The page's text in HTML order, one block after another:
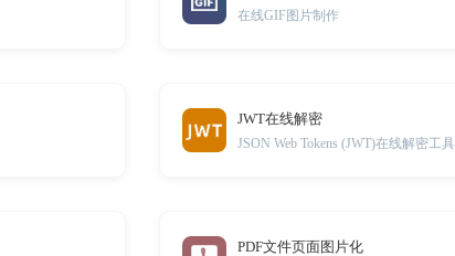
在线GIF图片制作
JWT在线解密
JSON Web Tokens (JWT)在线解密工具
PDF文件页面图片化